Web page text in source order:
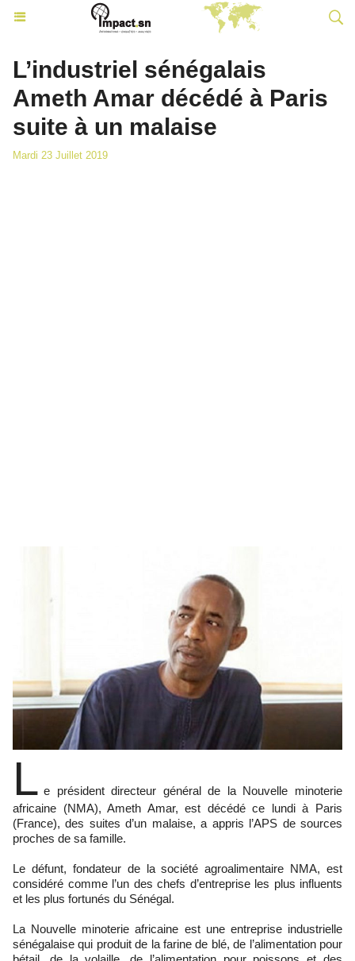
L’industriel sénégalais
Ameth Amar décédé à Paris
suite à un malaise
Mardi 23 Juillet 2019
L e président directeur général de la Nouvelle minoterie
africaine (NMA), Ameth Amar, est décédé ce lundi à Paris
(France), des suites d’un malaise, a appris l’APS de sources
proches de sa famille.
Le défunt, fondateur de la société agroalimentaire NMA, est
considéré comme l’un des chefs d’entreprise les plus influents
et les plus fortunés du Sénégal.
La Nouvelle minoterie africaine est une entreprise industrielle
sénégalaise qui produit de la farine de blé, de l’alimentation pour